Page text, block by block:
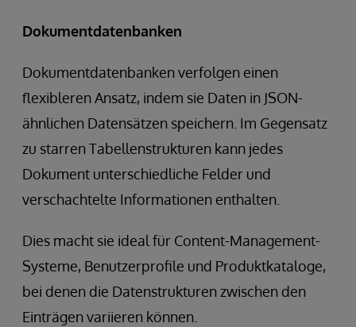
Dokumentdatenbanken
Dokumentdatenbanken verfolgen einen
flexibleren Ansatz, indem sie Daten in JSON-
ähnlichen Datensätzen speichern. Im Gegensatz
zu starren Tabellenstrukturen kann jedes
Dokument unterschiedliche Felder und
verschachtelte Informationen enthalten.
Dies macht sie ideal für Content-Management-
Systeme, Benutzerprofile und Produktkataloge,
bei denen die Datenstrukturen zwischen den
Einträgen variieren können.